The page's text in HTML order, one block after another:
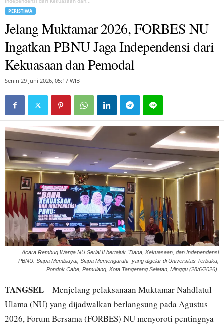
PERISTIWA
Jelang Muktamar 2026, FORBES NU
Ingatkan PBNU Jaga Independensi dari
Kekuasaan dan Pemodal
Senin 29 Juni 2026, 05:17 WIB
Acara Rembug Warga NU Serial II bertajuk "Dana, Kekuasaan, dan Independensi
PBNU: Siapa Membiayai, Siapa Memengaruhi" yang digelar di Universitas Terbuka,
Pondok Cabe, Pamulang, Kota Tangerang Selatan, Minggu (28/6/2026).
TANGSEL– Menjelang pelaksanaan Muktamar Nahdlatul
Ulama (NU) yang dijadwalkan berlangsung pada Agustus
2026, Forum Bersama (FORBES) NU menyoroti pentingnya